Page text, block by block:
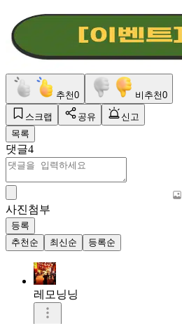
추천0 비추천0
스크랩 공유
신고
목록
댓글4
사진첨부
등록
추천순
최신순 등록순
레모닝닝